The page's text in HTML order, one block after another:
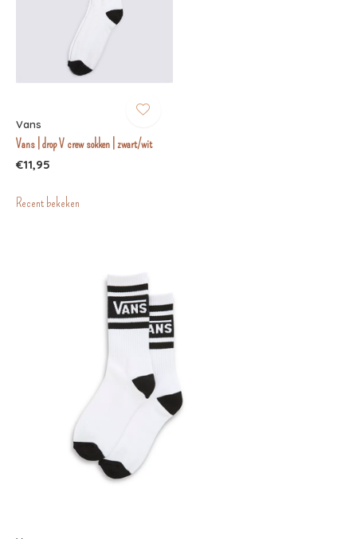
Vans
Vans | drop V crew sokken | zwart/wit
€11,95
Recent bekeken